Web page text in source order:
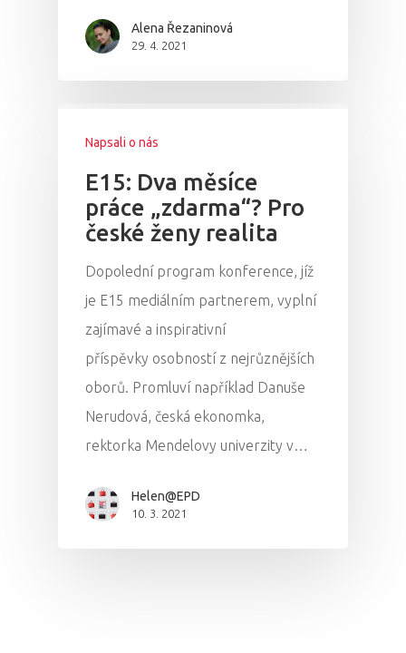
Alena Řezaninová
29. 4. 2021
Napsali o nás
E15: Dva měsíce
práce „zdarma“? Pro
české ženy realita
Dopolední program konference, jíž
je E15 mediálním partnerem, vyplní
zajímavé a inspirativní
příspěvky osobností z nejrůznějších
oborů. Promluví například Danuše
Nerudová, česká ekonomka,
rektorka Mendelovy univerzity v…
Helen@EPD
10. 3. 2021